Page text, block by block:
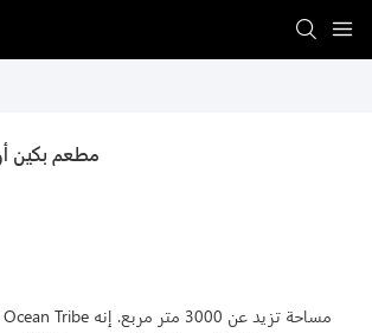
مطعم بكين